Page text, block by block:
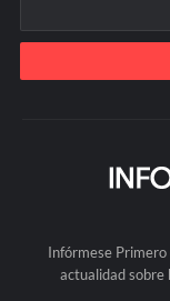
Infórmese
actualidad sobre